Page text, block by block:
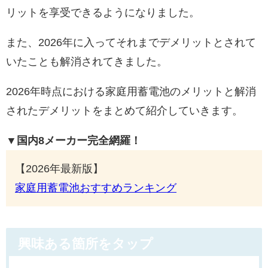
リットを享受できるようになりました。
また、2026年に入ってそれまでデメリットとされて
いたことも解消されてきました。
2026年時点における家庭用蓄電池のメリットと解消
されたデメリットをまとめて紹介していきます。
▼国内8メーカー完全網羅！
【2026年最新版】
家庭用蓄電池おすすめランキング
興味ある箇所をタップ